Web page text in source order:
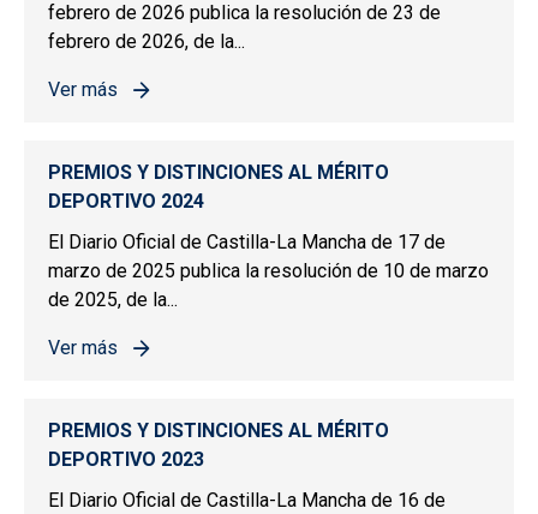
febrero de 2026 publica la resolución de 23 de
febrero de 2026, de la...
Ver más
sobre PREMIOS Y DISTINCIONES AL MÉRITO
PREMIOS Y DISTINCIONES AL MÉRITO
DEPORTIVO 2024
El Diario Oficial de Castilla-La Mancha de 17 de
marzo de 2025 publica la resolución de 10 de marzo
de 2025, de la...
Ver más
sobre PREMIOS Y DISTINCIONES AL MÉRITO
PREMIOS Y DISTINCIONES AL MÉRITO
DEPORTIVO 2023
El Diario Oficial de Castilla-La Mancha de 16 de